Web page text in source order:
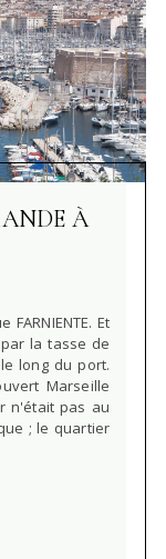
À
Et
la tasse de
long du port.
Marseille
n'était pas au
; le quartier